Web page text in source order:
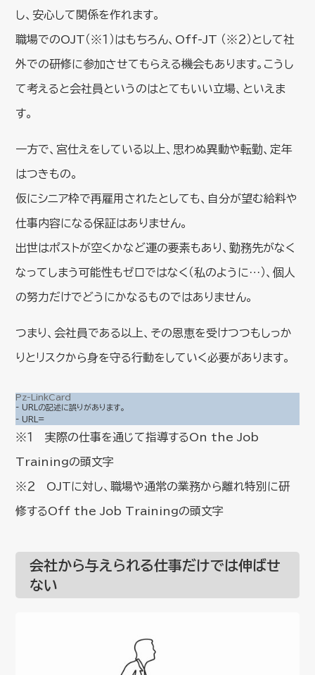
し、安心して関係を作れます。
職場でのOJT（※１）はもちろん、Off-JT （※２）として社
外での研修に参加させてもらえる機会もあります。こうし
て考えると会社員というのはとてもいい立場、といえま
す。
一方で、宮仕えをしている以上、思わぬ異動や転勤、定年
はつきもの。
仮にシニア枠で再雇用されたとしても、自分が望む給料や
仕事内容になる保証はありません。
出世はポストが空くかなど運の要素もあり、勤務先がなく
なってしまう可能性もゼロではなく（私のように…）、個人
の努力だけでどうにかなるものではありません。
つまり、会社員である以上、その恩恵を受けつつもしっか
りとリスクから身を守る行動をしていく必要があります。
Pz-LinkCard
- URLの記述に誤りがあります。
- URL=
※１ 実際の仕事を通じて指導するOn the Job
Trainingの頭文字
※２ OJTに対し、職場や通常の業務から離れ特別に研
修するOff the Job Trainingの頭文字
会社から与えられる仕事だけでは伸ばせ
ない